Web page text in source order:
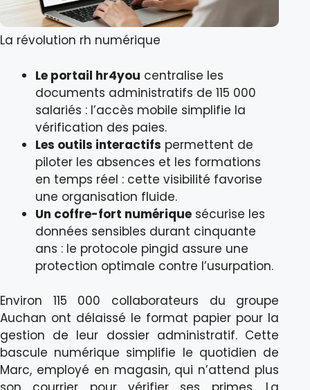
La révolution rh numérique
Le portail hr4you centralise les
documents administratifs de 115 000
salariés : l’accès mobile simplifie la
vérification des paies.
Les outils interactifs permettent de
piloter les absences et les formations
en temps réel : cette visibilité favorise
une organisation fluide.
Un coffre-fort numérique sécurise les
données sensibles durant cinquante
ans : le protocole pingid assure une
protection optimale contre l’usurpation.
Environ 115 000 collaborateurs du groupe
Auchan ont délaissé le format papier pour la
gestion de leur dossier administratif. Cette
bascule numérique simplifie le quotidien de
Marc, employé en magasin, qui n’attend plus